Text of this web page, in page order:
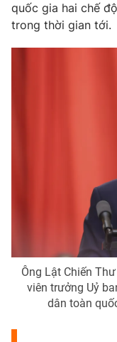
quốc gia hai chế
trong thời gian tới.
Ông Lật Chiến
viên trưởng Uỷ
dân toàn